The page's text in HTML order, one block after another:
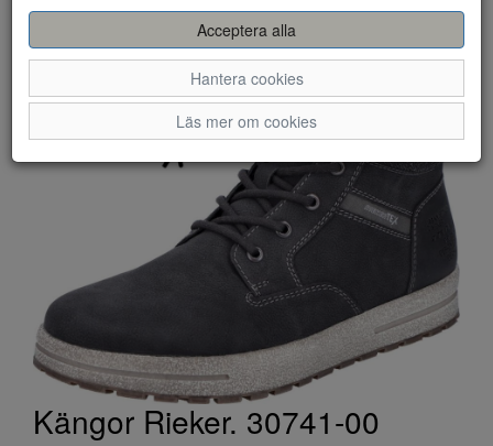
Kängor Rieker. 30741-00
Acceptera alla
Hantera cookies
Läs mer om cookies